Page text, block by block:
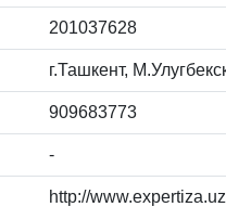
201037628
г.Ташкент,
909683773
-
http://